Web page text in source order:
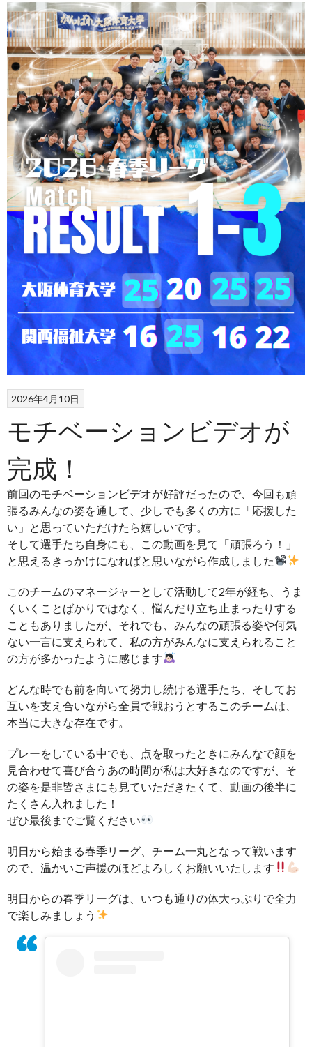
2026年4月10日
モチベーションビデオが
完成！
前回のモチベーションビデオが好評だったので、今回も頑
張るみんなの姿を通して、少しでも多くの方に「応援した
い」と思っていただけたら嬉しいです。
そして選手たち自身にも、この動画を見て「頑張ろう！」
と思えるきっかけになればと思いながら作成しました
このチームのマネージャーとして活動して2年が経ち、うま
くいくことばかりではなく、悩んだり立ち止まったりする
こともありましたが、それでも、みんなの頑張る姿や何気
ない一言に支えられて、私の方がみんなに支えられること
の方が多かったように感じます
どんな時でも前を向いて努力し続ける選手たち、そしてお
互いを支え合いながら全員で戦おうとするこのチームは、
本当に大きな存在です。
プレーをしている中でも、点を取ったときにみんなで顔を
見合わせて喜び合うあの時間が私は大好きなのですが、そ
の姿を是非皆さまにも見ていただきたくて、動画の後半に
たくさん入れました！
ぜひ最後までご覧ください
明日から始まる春季リーグ、チーム一丸となって戦います
ので、温かいご声援のほどよろしくお願いいたします
明日からの春季リーグは、いつも通りの体大っぷりで全力
で楽しみましょう